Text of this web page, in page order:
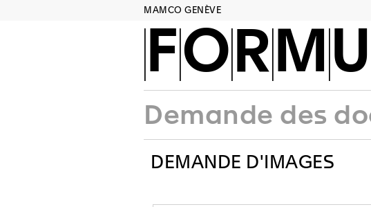
MAMCO GENÈVE
Demande des
DEMANDE D'IMAGES